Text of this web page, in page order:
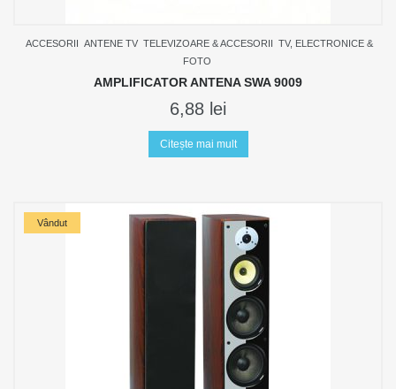
ACCESORII ANTENE TV TELEVIZOARE & ACCESORII TV, ELECTRONICE &
FOTO
AMPLIFICATOR ANTENA SWA 9009
6,88 lei
Citește mai mult
Vândut